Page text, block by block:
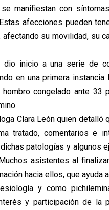
manifiestan con
afecciones pueden
su movilidad, su
inicio a una serie de
en una primera instancia
congelado ante 33
Clara León quien detalló
tratado, comentarios e
patologías y algunos
asistentes al
hacia ellos, que ayuda
y como
y participación de la